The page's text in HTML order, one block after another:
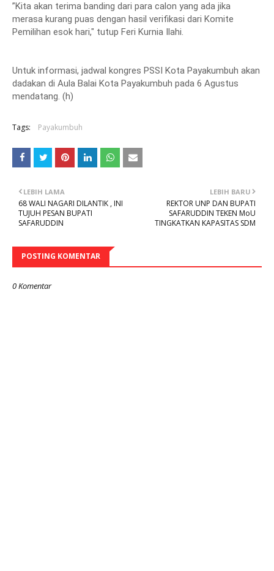
”Kita akan terima banding dari para calon yang ada jika
merasa kurang puas dengan hasil verifikasi dari Komite
Pemilihan esok hari," tutup Feri Kurnia Ilahi.
Untuk informasi, jadwal kongres PSSI Kota Payakumbuh akan
dadakan di Aula Balai Kota Payakumbuh pada 6 Agustus
mendatang. (h)
Tags: Payakumbuh
LEBIH BARU
REKTOR UNP DAN BUPATI
SAFARUDDIN TEKEN MoU
TINGKATKAN KAPASITAS SDM
LEBIH LAMA
68 WALI NAGARI DILANTIK , INI
TUJUH PESAN BUPATI
SAFARUDDIN
POSTING KOMENTAR
0 Komentar